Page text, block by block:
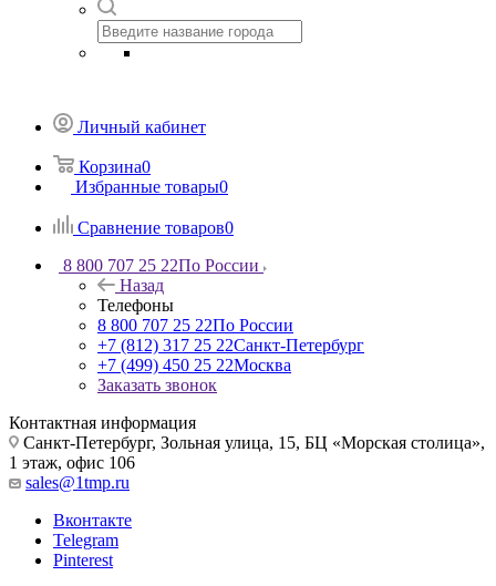
Личный кабинет
Корзина0
Избранные товары0
Сравнение товаров0
8 800 707 25 22По России
Назад
Телефоны
8 800 707 25 22По России
+7 (812) 317 25 22Санкт-Петербург
+7 (499) 450 25 22Москва
Заказать звонок
Контактная информация
Санкт-Петербург, Зольная улица, 15, БЦ «Морская столица»,
1 этаж, офис 106
sales@1tmp.ru
Вконтакте
Telegram
Pinterest